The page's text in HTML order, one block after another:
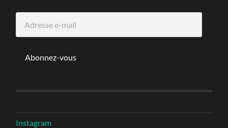
Abonnez-vous
Instagram